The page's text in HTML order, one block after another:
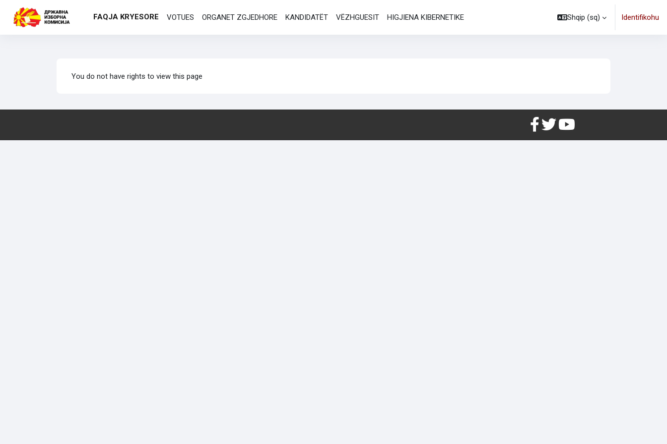
Kalo te përmajtja kryesore
FAQJA KRYESORE
VOTUES ORGANET ZGJEDHORE KANDIDATËT VËZHGUESIT HIGJIENA KIBERNETIKE Shqip ‎(sq)‎ Identifikohu
You do not have rights to view this page